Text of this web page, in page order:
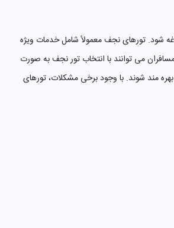
شود. تورهای نجف معمولاً شامل خدمات ویژه
می توانند با انتخاب تور نجف به صورت
مند شوند. با وجود برخی مشکلات، تورهای